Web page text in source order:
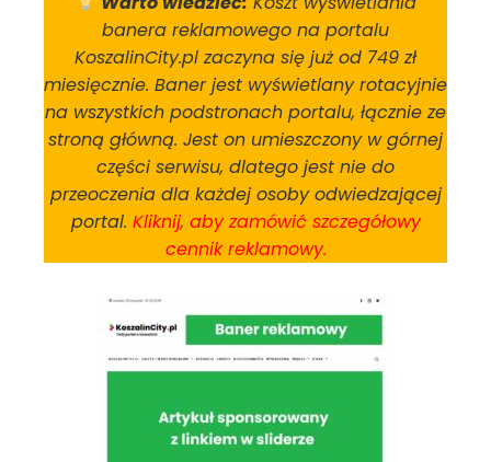
banera reklamowego na portalu
KoszalinCity.pl zaczyna się już od 749 zł
miesięcznie. Baner jest wyświetlany rotacyjnie
na wszystkich podstronach portalu, łącznie ze
stroną główną. Jest on umieszczony w górnej
części serwisu, dlatego jest nie do
przeoczenia dla każdej osoby odwiedzającej
portal. Kliknij, aby zamówić szczegółowy
cennik reklamowy.